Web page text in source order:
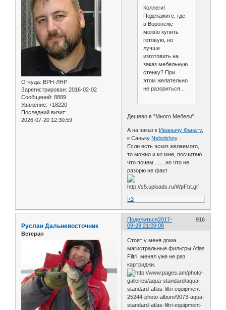
Откуда: ВРН-ЛНР
Зарегистрирован: 2016-02-02
Сообщений: 8889
Уважение: +18220
Последний визит:
2026-07-20 12:30:59
Коллеги!
Подскажите, где
в Воронеже
можно купить
готовую, но
лучше
изготовить на
заказ мебельную
стенку? При
этом желательно
не разориться...
Дешево в "Много Мебели"
А на заказ к Иванычу Фанату,
к Саньку Nebolshoy...
Если есть эскиз желаемого,
то можно и ко мне, посчитаю
что почем .......но что не
разорю не факт
+3
Поделиться 916
2017-
09-28 21:09:08
Руслан Дальневосточник
Ветеран
Стоят у меня дома
магистральные фильтры Atlas
Filtri, менял уже не раз
картриджи.